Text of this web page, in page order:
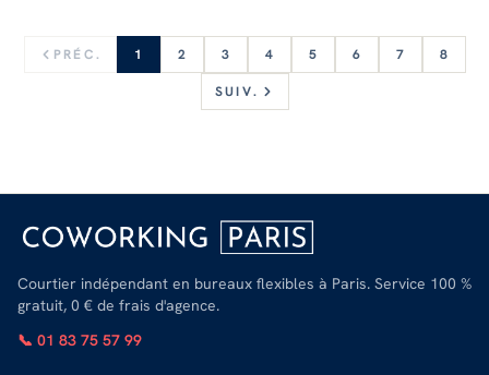
PRÉC. 1 2 3 4 5 6 7 8
SUIV.
Courtier indépendant en bureaux flexibles à Paris. Service 100 %
gratuit, 0 € de frais d'agence.
📞 01 83 75 57 99